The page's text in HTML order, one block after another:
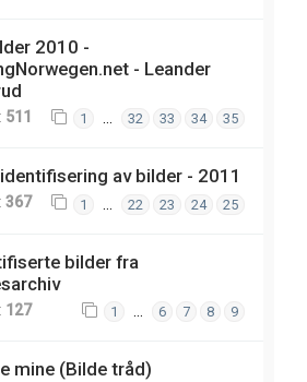
2010 -
- Leander
511 1 … 32 33 34 35
av bilder - 2011
367 1 22 23 24 25
bilder fra
127 1 6 7 8 9
mine (Bilde tråd)